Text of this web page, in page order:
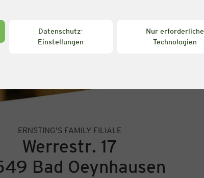
Datenschutz-
Einstellungen
Nur erforderliche
Technologien
ERNSTING'S FAMILY FILIALE
Werrestr. 17
Bad Oeynhausen